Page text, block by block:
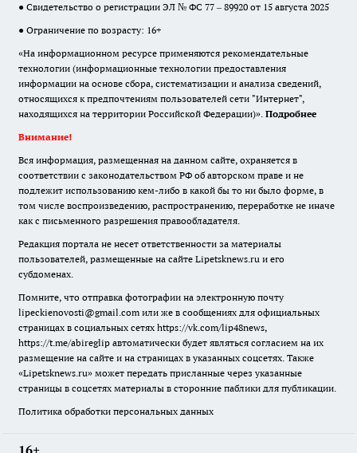
● Свидетельство о регистрации ЭЛ № ФС 77 – 89920 от 15 августа 2025
● Ограничение по возрасту: 16+
«На информационном ресурсе применяются рекомендательные
технологии (информационные технологии предоставления
информации на основе сбора, систематизации и анализа сведений,
относящихся к предпочтениям пользователей сети "Интернет",
находящихся на территории Российской Федерации)». Подробнее
Внимание!
Вся информация, размещенная на данном сайте, охраняется в
соответствии с законодательством РФ об авторском праве и не
подлежит использованию кем-либо в какой бы то ни было форме, в
том числе воспроизведению, распространению, переработке не иначе
как с письменного разрешения правообладателя.
Редакция портала не несет ответственности за материалы
пользователей, размещенные на сайте Lipetsknews.ru и его
субдоменах.
Помните, что отправка фотографии на электронную почту
lipeckienovosti@gmail.com или же в сообщениях для официальных
страницах в социальных сетях https://vk.com/lip48news,
https://t.me/abireglip автоматически будет являться согласием на их
размещение на сайте и на страницах в указанных соцсетях. Также
«Lipetsknews.ru» может передать присланные через указанные
страницы в соцсетях материалы в сторонние паблики для публикации.
Политика обработки персональных данных